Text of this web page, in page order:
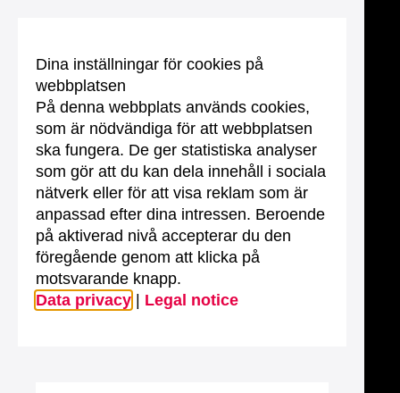
Dina inställningar för cookies på
webbplatsen
På denna webbplats används cookies,
som är nödvändiga för att webbplatsen
ska fungera. De ger statistiska analyser
som gör att du kan dela innehåll i sociala
nätverk eller för att visa reklam som är
anpassad efter dina intressen. Beroende
på aktiverad nivå accepterar du den
föregående genom att klicka på
motsvarande knapp.
Data privacy
Legal notice